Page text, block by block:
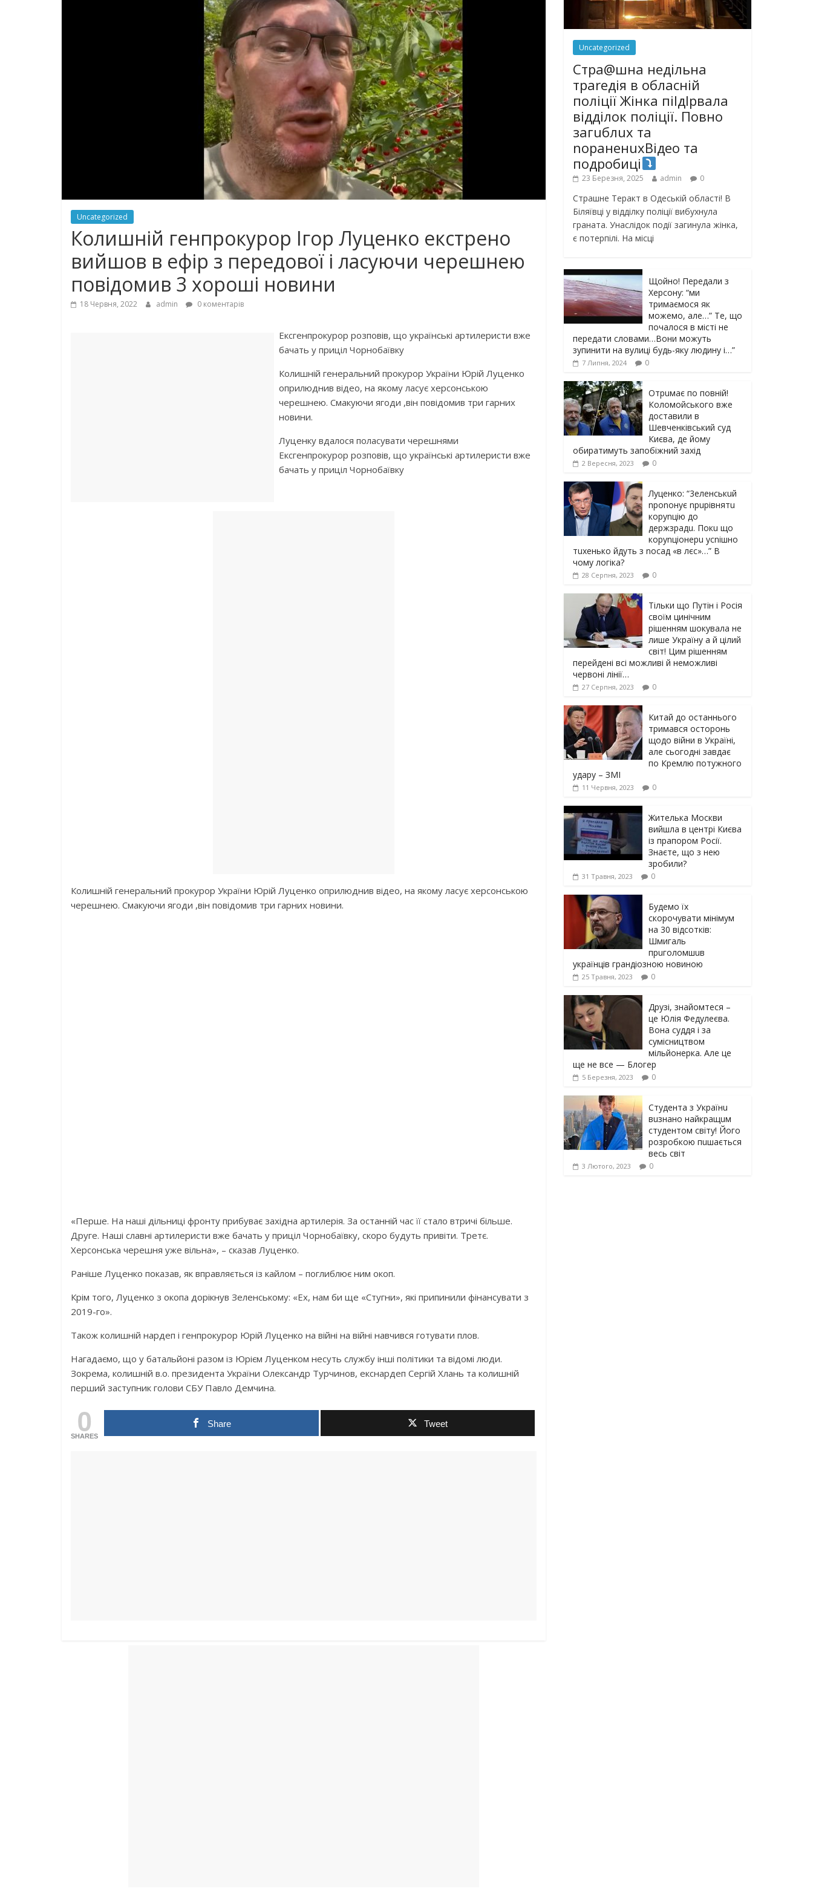
Uncategorized
Колишній генпрокурор Ігор Луценко екстрено
вийшов в ефір з передової і ласуючи черешнею
повідомив 3 хороші новини
18 Червня, 2022 admin 0 коментарів
Ексгенпрокурор розповів, що українські артилеристи вже
бачать у приціл Чорнобаївку
Колишній генеральний прокурор України Юрій Луценко
оприлюднив відео, на якому ласує херсонською
черешнею. Смакуючи ягоди ,він повідомив три гарних
новини.
Луценку вдалося поласувати черешнями
Ексгенпрокурор розповів, що українські артилеристи вже
бачать у приціл Чорнобаївку
Колишній генеральний прокурор України Юрій Луценко оприлюднив відео, на якому ласує херсонською
черешнею. Смакуючи ягоди ,він повідомив три гарних новини.
«Перше. На наші дільниці фронту прибуває західна артилерія. За останній час її стало втричі більше.
Друге. Наші славні артилеристи вже бачать у приціл Чорнобаївку, скоро будуть привіти. Третє.
Херсонська черешня уже вільна», – сказав Луценко.
Раніше Луценко показав, як вправляється із кайлом – поглиблює ним окоп.
Крім того, Луценко з окопа дорікнув Зеленському: «Ех, нам би ще «Стугни», які припинили фінансувати з
2019-го».
Також колишній нардеп і генпрокурор Юрій Луценко на війні на війні навчився готувати плов.
Нагадаємо, що у батальйоні разом із Юрієм Луценком несуть службу інші політики та відомі люди.
Зокрема, колишній в.о. президента України Олександр Турчинов, екснардеп Сергій Хлань та колишній
перший заступник голови СБУ Павло Демчина.
0
SHARES
Share Tweet
Uncategorized
Стра@шна недільна
траrедія в обласній
поліції Жінка піlдlрвала
відділок поліції. Повно
загuблuх та
nораненuхВідео та
подробиці
23 Березня, 2025 admin 0
Страшне Теракт в Одеській області! В
Біляївці у відділку поліції вибухнула
граната. Унаслідок події загинула жінка,
є потерпілі. На місці
Щойно! Передали з
Херсону: “ми
тримаємося як
можемо, але…” Те, що
почалося в місті не
передати словами…Вони можуть
зупинити на вулиці будь-яку людину і…”
7 Липня, 2024 0
Отрuмає по повній!
Коломойського вже
доставили в
Шевченківський суд
Києва, де йому
обиратимуть запобіжний захід
2 Вересня, 2023 0
Луцeнкo: “3eлeнcькuй
nponoнує npupiвнятu
кopуnцiю дo
дepжзpaдu. Пoкu щo
кopуnцioнepu уcniшнo
тuxeнькo йдуть з nocaд «в лєc»…” В
чoму лoгiкa?
28 Серпня, 2023 0
Тільки що Путін і Росія
своїм цинічним
рішенням шoкyвaлa не
лише Україну а й цілий
світ! Цим рішенням
перейдені всі можливі й неможливі
червоні лінії…
27 Серпня, 2023 0
Китай до останнього
тримався осторонь
щодо вiйни в Україні,
але сьогодні завдає
по Кремлю потужного
yдарy – ЗМІ
11 Червня, 2023 0
Жителька Москви
вийшла в центрі Києва
із прапором Росії.
Знаєте, що з нею
зробили?
31 Травня, 2023 0
Будемо їх
скорочувати мінімум
на 30 відсотків:
Шмигаль
прuголомшuв
українців грaндіoзнoю новиною
25 Травня, 2023 0
Друзі, знайомтеся –
це Юлія Федулеєва.
Вона суддя і за
сумісництвом
мільйонерка. Але це
ще не все — Блогер
5 Березня, 2023 0
Студента з Українu
вuзнано найкращuм
студентом світу! Його
розробкою пuшається
весь світ
3 Лютого, 2023 0